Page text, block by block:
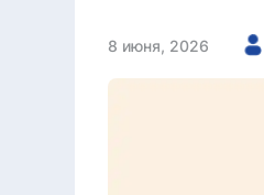
8 июня, 2026